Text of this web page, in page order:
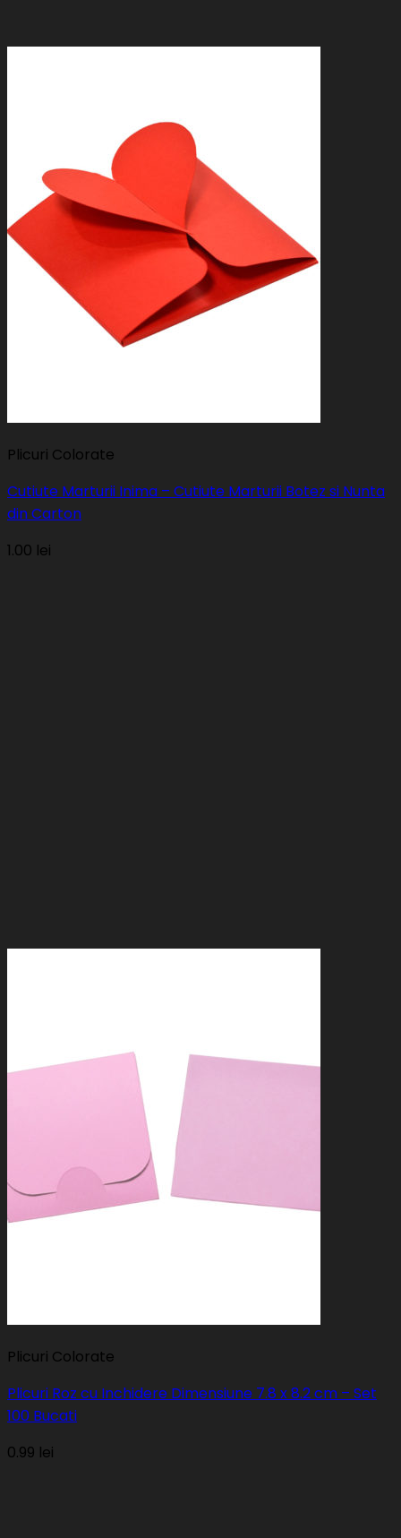
Plicuri Colorate
Cutiute Marturii Inima – Cutiute Marturii Botez si Nunta
din Carton
1.00 lei
Plicuri Colorate
Plicuri Roz cu Inchidere Dimensiune 7.8 x 8.2 cm – Set
100 Bucati
0.99 lei